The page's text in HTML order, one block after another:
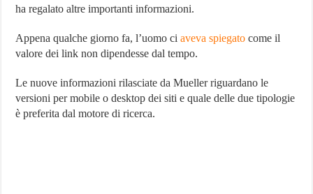
Siti
a
Quelli
Desktop
ha regalato altre importanti informazioni.
Appena qualche giorno fa, l’uomo ciaveva spiegato come il
valore dei link non dipendesse dal tempo.
Le nuove informazioni rilasciate da Mueller riguardano le
versioni per mobile o desktop dei siti e quale delle due tipologie
è preferita dal motore di ricerca.